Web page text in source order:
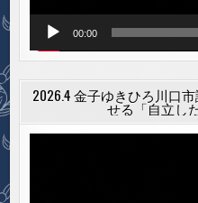
00:00
2026.4 金子ゆきひろ川口
せる「自立し